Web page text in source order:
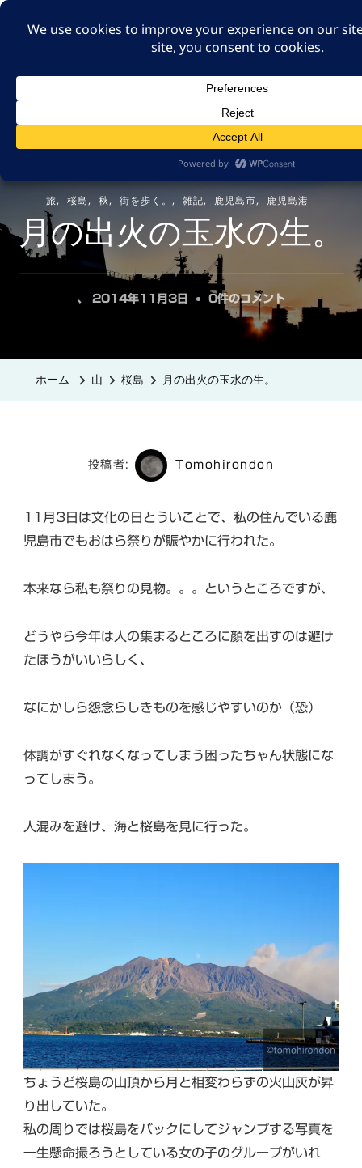
A GUT FEELING 7TH
身近な旅の記録や記憶、たまには思ったことも残そ
旅 桜島 秋 街を歩く。 雑記 鹿児島市 鹿児島港
月の出火の玉水の生。
、 2014年11月3日 月
の
へ
0件のコメント
ホーム 山 桜島 月の出火の玉水の生。
投稿者: Tomohirondon
11月3日は文化の日とういことで、私の住んでいる鹿
児島市でもおはら祭りが賑やかに行われた。
本来なら私も祭りの見物。。。というところですが、
どうやら今年は人の集まるところに顔を出すのは避け
たほうがいいらしく、
なにかしら怨念らしきものを感じやすいのか（恐）
体調がすぐれなくなってしまう困ったちゃん状態にな
ってしまう。
人混みを避け、海と桜島を見に行った。
ちょうど桜島の山頂から月と相変わらずの火山灰が昇
り出していた。
私の周りでは桜島をバックにしてジャンプする写真を
一生懸命撮ろうとしている女の子のグループがいれ